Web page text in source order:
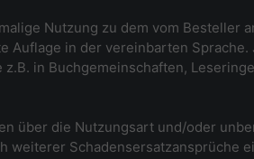
Nutzung zu dem vom Besteller
Auflage in der vereinbarten
in Buchgemeinschaften,
über die Nutzungsart und/oder
Schadensersatzansprüche